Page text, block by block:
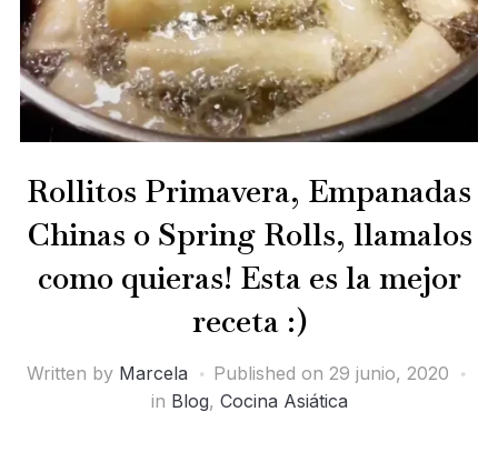
Rollitos Primavera, Empanadas
Chinas o Spring Rolls, llamalos
como quieras! Esta es la mejor
receta :)
Written by Marcela Published on 29 junio, 2020
in Blog, Cocina Asiática